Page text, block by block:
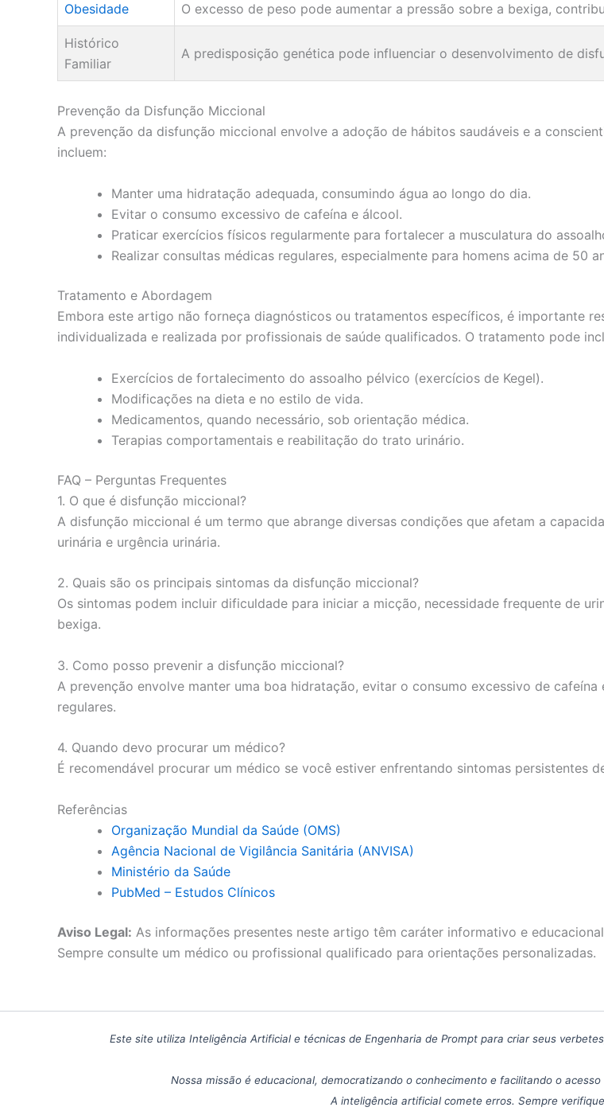
Obesidade O excesso de peso pode aumentar a pressão sobre a bexiga,
Histórico
Familiar
A predisposição genética pode influenciar o desenvolvimento de
Prevenção da Disfunção Miccional
A prevenção da disfunção miccional envolve a adoção de hábitos saudáveis e a
incluem:
Manter uma hidratação adequada, consumindo água ao longo do dia.
Evitar o consumo excessivo de cafeína e álcool.
Praticar exercícios físicos regularmente para fortalecer a musculatura do
Realizar consultas médicas regulares, especialmente para homens acima de 50
Tratamento e Abordagem
Embora este artigo não forneça diagnósticos ou tratamentos específicos, é importante
individualizada e realizada por profissionais de saúde qualificados. O tratamento pode
Exercícios de fortalecimento do assoalho pélvico (exercícios de Kegel).
Modificações na dieta e no estilo de vida.
Medicamentos, quando necessário, sob orientação médica.
Terapias comportamentais e reabilitação do trato urinário.
FAQ – Perguntas Frequentes
1. O que é disfunção miccional?
A disfunção miccional é um termo que abrange diversas condições que afetam a
urinária e urgência urinária.
2. Quais são os principais sintomas da disfunção miccional?
Os sintomas podem incluir dificuldade para iniciar a micção, necessidade frequente de
bexiga.
3. Como posso prevenir a disfunção miccional?
A prevenção envolve manter uma boa hidratação, evitar o consumo excessivo de
regulares.
4. Quando devo procurar um médico?
É recomendável procurar um médico se você estiver enfrentando sintomas persistentes
Referências
Organização Mundial da Saúde (OMS)
Agência Nacional de Vigilância Sanitária (ANVISA)
Ministério da Saúde
PubMed – Estudos Clínicos
Aviso Legal: As informações presentes neste artigo têm caráter informativo e
Sempre consulte um médico ou profissional qualificado para orientações personalizadas.
Este site utiliza Inteligência Artificial e técnicas de Engenharia de Prompt para criar seus
Nossa missão é educacional, democratizando o conhecimento e facilitando o
A inteligência artificial comete erros. Sempre